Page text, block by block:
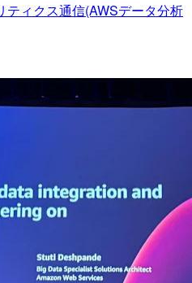
ティクス通信(AWSデータ分析